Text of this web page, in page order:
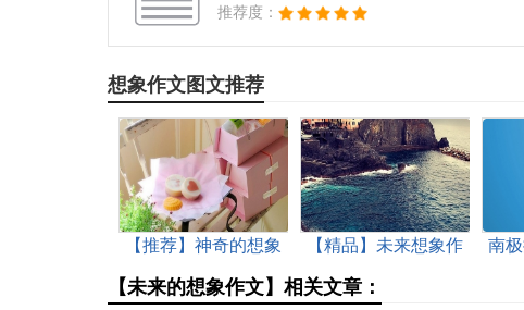
推荐度：
想象作文图文推荐
【推荐】神奇的想象
【精品】未来想象作
南
【未来的想象作文】相关文章：